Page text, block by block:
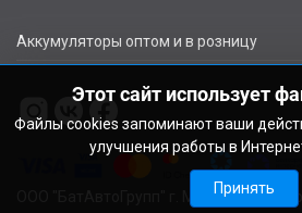
Аккумуляторы оптом и в розницу
ООО "БатАвтоГрупп" г. Минск, ул. В.
Этот сайт использует
Файлы cookies запоминают ваши
улучшения работы в
Принять